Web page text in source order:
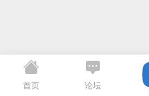
首页 论坛